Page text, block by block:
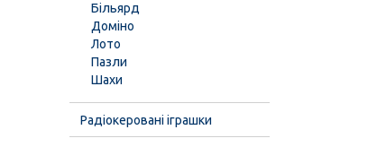
Більярд
Доміно
Лото
Пазли
Шахи
Радіокеровані іграшки